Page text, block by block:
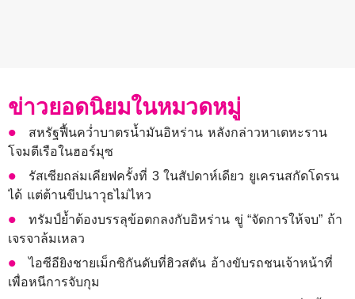
ข่าวยอดนิยมในหมวดหมู่
สหรัฐฟื้นคว่ำบาตรน้ำมันอิหร่าน หลังกล่าวหาเตหะราน
โจมตีเรือในฮอร์มุซ
รัสเซียถล่มเคียฟครั้งที่ 3 ในสัปดาห์เดียว ยูเครนสกัดโดรน
ได้ แต่ต้านขีปนาวุธไม่ไหว
ทรัมป์ย้ำต้องบรรลุข้อตกลงกับอิหร่าน ขู่ “จัดการให้จบ” ถ้า
เจรจาล้มเหลว
ไอซีอียิงชายเม็กซิกันดับที่ฮิวสตัน อ้างขับรถชนเจ้าหน้าที่
เพื่อหนีการจับกุม